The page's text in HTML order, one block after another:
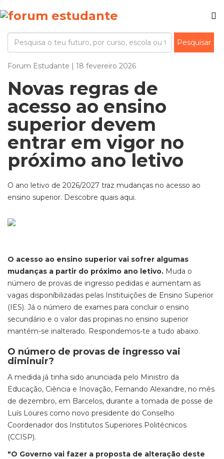
Forum Estudante | 18 fevereiro 2026
Novas regras de
acesso ao ensino
superior devem
entrar em vigor no
próximo ano letivo
O ano letivo de 2026/2027 traz mudanças no acesso ao
ensino superior. Descobre quais aqui.
O acesso ao ensino superior vai sofrer algumas
mudanças a partir do próximo ano letivo. Muda o
número de provas de ingresso pedidas e aumentam as
vagas disponíbilizadas pelas Instituições de Ensino Superior
(IES). Já o número de exames para concluir o ensino
secundário e o valor das propinas no ensino superior
mantém-se inalterado. Respondemos-te a tudo abaixo.
O número de provas de ingresso vai
diminuir?
A medida já tinha sido anunciada pelo Ministro da
Educação, Ciência e Inovação, Fernando Alexandre, no mês
de dezembro, em Barcelos, durante a tomada de posse de
Luís Loures como novo presidente do Conselho
Coordenador dos Institutos Superiores Politécnicos
(CCISP).
"O Governo vai fazer a proposta de alteração deste